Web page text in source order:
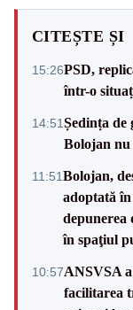
CITEȘTE ȘI
15:26PSD,
într-o
14:51Ședința de
Bolojan nu
11:51Bolojan,
adoptată
depunerea
în spaţiul
10:57ANSVSA
facilitarea